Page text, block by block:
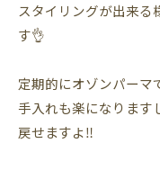
スタイリングが出来る
す👌
定期的にオゾンパーマ
手入れも楽になります
戻せますよ‼️